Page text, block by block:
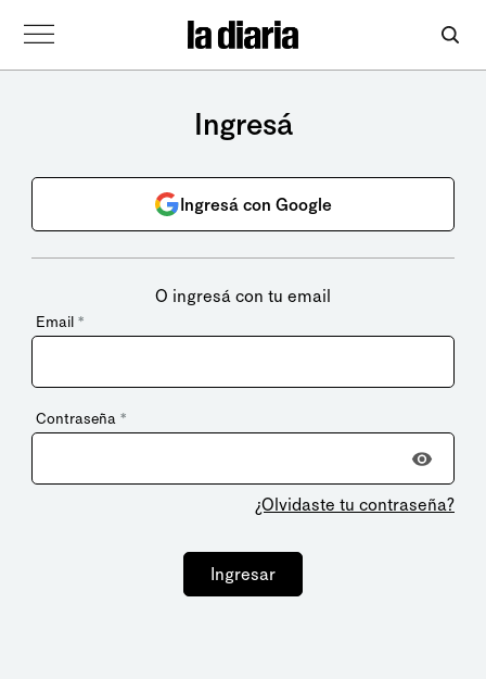
Ingresá
Ingresá con Google
O ingresá con tu email
Email *
Contraseña *
¿Olvidaste tu contraseña?
Ingresar